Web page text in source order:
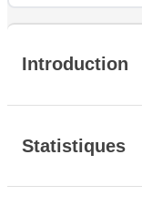
Introduction
Statistiques